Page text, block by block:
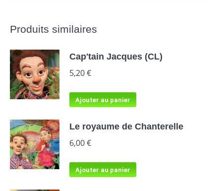
Produits similaires
Cap'tain Jacques (CL)
5,20€
Ajouter au panier
Le royaume de Chanterelle
6,00€
Ajouter au panier